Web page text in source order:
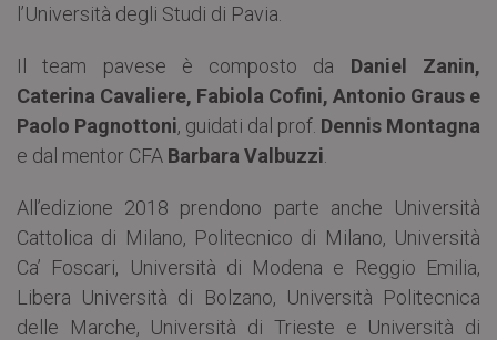
l’Università degli Studi di Pavia.
Il team pavese è composto da Daniel Zanin,
Caterina Cavaliere, Fabiola Cofini, Antonio Graus e
Paolo Pagnottoni, guidati dal prof. Dennis Montagna
e dal mentor CFA Barbara Valbuzzi
All’edizione 2018 prendono parte anche Università
Cattolica di Milano, Politecnico di Milano, Università
Ca’ Foscari, Università di Modena e Reggio Emilia,
Libera Università di Bolzano, Università Politecnica
delle Marche, Università di Trieste e Università di